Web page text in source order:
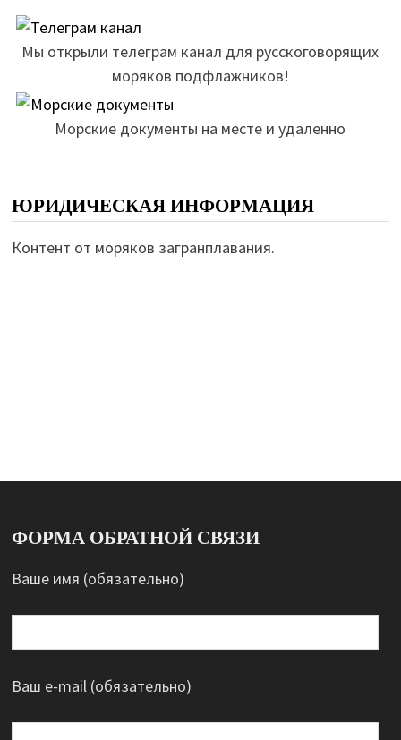
Мы открыли телеграм канал для русскоговорящих
моряков подфлажников!
Морские документы на месте и удаленно
ЮРИДИЧЕСКАЯ ИНФОРМАЦИЯ
Контент от моряков загранплавания.
ФОРМА ОБРАТНОЙ СВЯЗИ
Ваше имя (обязательно)
Ваш e-mail (обязательно)